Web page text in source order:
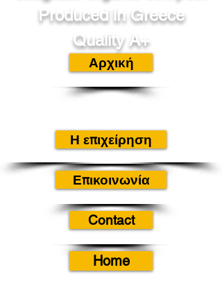
Αρχική
Produced in Greece
Quality A+
Η επιχείρηση
Επικοινωνία
Contact
Home